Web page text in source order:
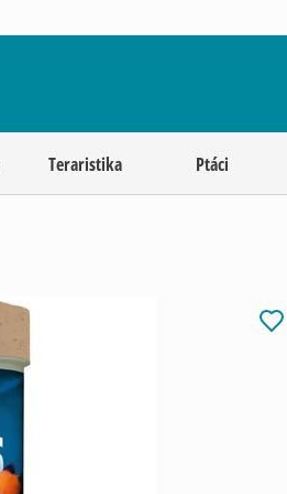
Teraristika Ptáci